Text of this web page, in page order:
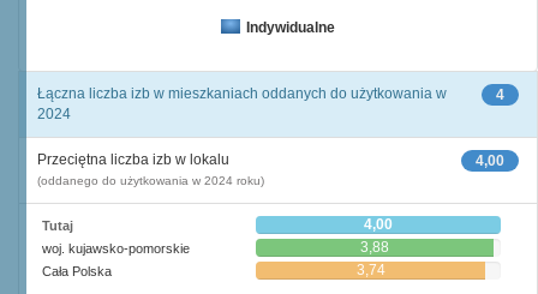
Indywidualne
4
Łączna liczba izb w mieszkaniach oddanych do użytkowania w
2024
4,00
Przeciętna liczba izb w lokalu
(oddanego do użytkowania w 2024 roku)
Tutaj 4,00
woj. kujawsko-pomorskie 3,88
Cała Polska 3,74